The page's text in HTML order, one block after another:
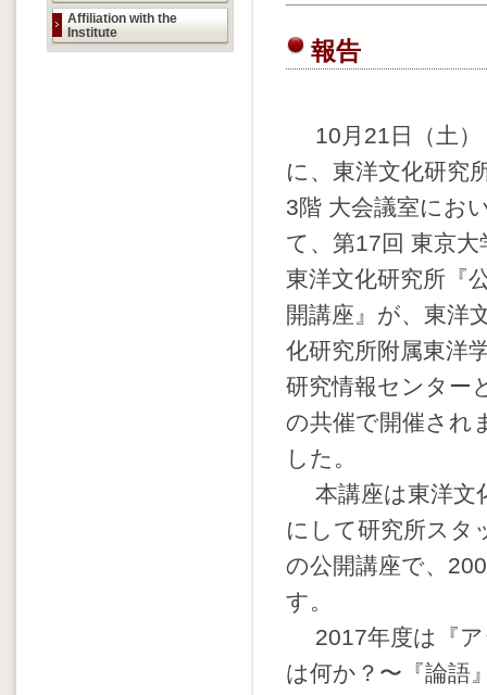
Affiliation with the
Institute
報告
10月21日（土）
に、東洋文化研究
3階 大会議室にお
て、第17回 東京大
東洋文化研究所『
開講座』が、東洋
化研究所附属東洋
研究情報センター
の共催で開催され
した。
本講座は東洋文
にして研究所スタ
の公開講座で、
す。
2017年度は『ア
は何か？〜『論語